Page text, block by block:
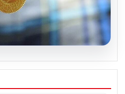
8 Nisan 2026: Altın
Gram, çeyrek,